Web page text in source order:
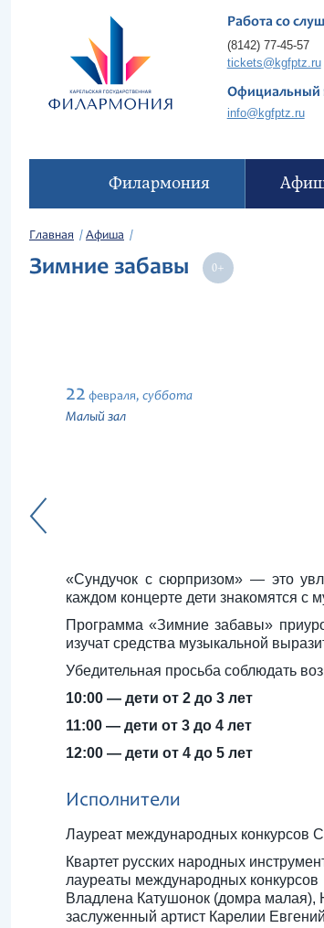
Работа со
(8142) 77-45-57
tickets@kgfptz.ru
Официальный
info@kgfptz.ru
Филармония
Главная Афиша
Зимние забавы
22 февраля, суббота
Малый зал
«Сундучок с сюрпризом» — это
каждом концерте дети знакомятся
Программа «Зимние забавы»
изучат средства музыкальной
Убедительная просьба соблюдать
10:00 — дети от 2 до 3 лет
11:00 — дети от 3 до 4 лет
12:00 — дети от 4 до 5 лет
Исполнители
Лауреат международных конкурсов
Квартет русских народных
лауреаты международных конкурсов
Владлена Катушонок (домра
заслуженный артист Карелии